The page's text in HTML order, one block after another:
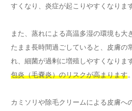
すくなり、炎症が起こりやすくなります
また、蒸れによる高温多湿の環境も大
たまま長時間過ごしていると、皮膚の
れ、細菌が過剰に増殖しやすくなりま
包炎（毛嚢炎）のリスクが高まります。
カミソリや除毛クリームによる皮膚へ